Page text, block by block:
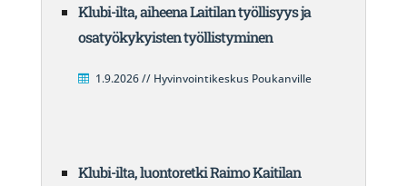
Klubi-ilta, aiheena Laitilan työllisyys ja
osatyökykyisten työllistyminen
1.9.2026 // Hyvinvointikeskus Poukanville
Klubi-ilta, luontoretki Raimo Kaitilan